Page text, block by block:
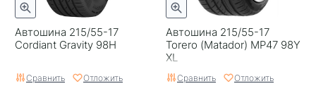
Автошина 215/55-17
Cordiant Gravity 98H
Сравнить Отложить
Автошина 215/55-17
Torero (Matador) MP47 98Y
XL
Сравнить Отложить